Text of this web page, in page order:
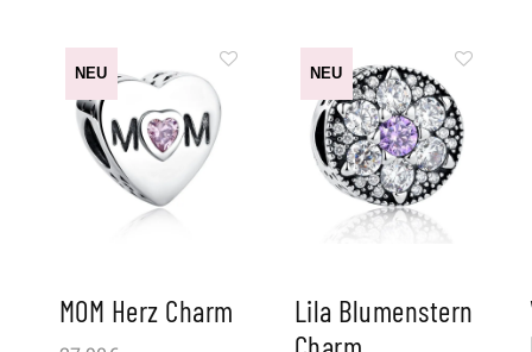
NEU
MOM Herz Charm
NEU
Lila Blumenstern